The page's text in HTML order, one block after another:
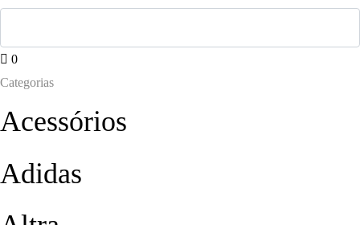
0
Categorias
Acessórios
Adidas